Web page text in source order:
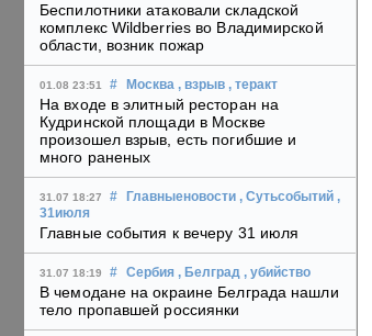
Беспилотники атаковали складской
комплекс Wildberries во Владимирской
области, возник пожар
01.08 23:51 # Москва , взрыв , теракт
На входе в элитный ресторан на
Кудринской площади в Москве
произошел взрыв, есть погибшие и
много раненых
31.07 18:27 # Главныеновости , Сутьсобытий ,
31июля
Главные события к вечеру 31 июля
31.07 18:19 # Сербия , Белград , убийство
В чемодане на окраине Белграда нашли
тело пропавшей россиянки